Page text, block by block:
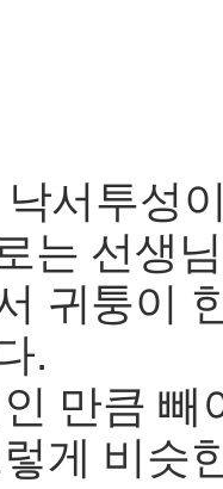
서투성
는 선생
귀퉁이
.
만큼
게 비슷